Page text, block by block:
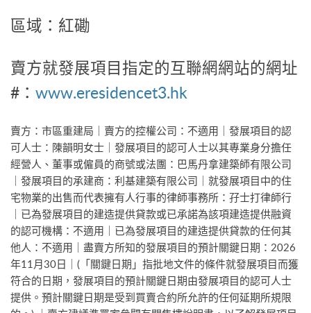
區域：紅磡
賣方就發展項目指定的互聯網網站的網址
#： www.eresidencet3.hk
賣方：市區重建局｜賣方的控權公司：不適用｜發展項目的認
可人士：陳韻明女士｜發展項目的認可人士以其專業身分擔任
經營人、董事或僱員的商號或法團：巴馬丹拿建築師有限公司
｜發展項目的承建商：利基建築有限公司｜就發展項目中的住
宅物業的出售而代表擁有人行事的律師事務所：孖士打律師行
｜已為發展項目的建造提供貸款或已承諾為該項建造提供融資
的認可機構：不適用｜已為發展項目的建造提供貸款的任何其
他人：不適用｜盡賣方所知的發展項目的預計關鍵日期：2026
年11月30日｜(「關鍵日期」指批地文件的條件就發展項目而獲
符合的日期，發展項目的預計關鍵日期由發展項目的認可人士
提供。預計關鍵日期是受到買賣合約所允許的任何延期所規限